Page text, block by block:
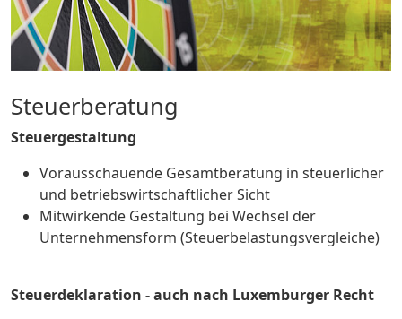
Steuerberatung
Steuergestaltung
Vorausschauende Gesamtberatung in steuerlicher
und betriebswirtschaftlicher Sicht
Mitwirkende Gestaltung bei Wechsel der
Unternehmensform (Steuerbelastungsvergleiche)
Steuerdeklaration - auch nach Luxemburger Recht